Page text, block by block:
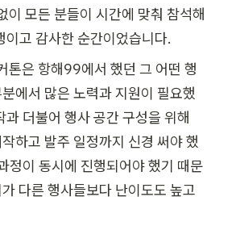
이 모든 분들이 시간에 맞춰 참석해
이고 감사한 순간이었습니다.
톤은 항해99에서 했던 그 어떤 행
에서 많은 노력과 지원이 필요했
과 더불어 행사 공간 구성을 위해
하고 발주 일정까지 신경 써야 했
정이 동시에 진행되어야 했기 때문
다른 행사들보다 난이도도 높고